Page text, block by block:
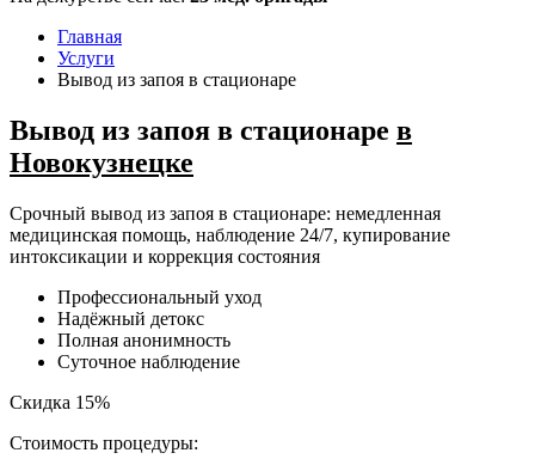
Главная
Услуги
Вывод из запоя в стационаре
Вывод из запоя в стационаре в
Новокузнецке
Срочный вывод из запоя в стационаре: немедленная
медицинская помощь, наблюдение 24/7, купирование
интоксикации и коррекция состояния
Профессиональный уход
Надёжный детокс
Полная анонимность
Суточное наблюдение
Скидка 15%
Стоимость процедуры: